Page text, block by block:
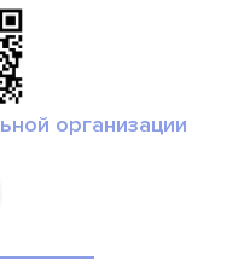
организации